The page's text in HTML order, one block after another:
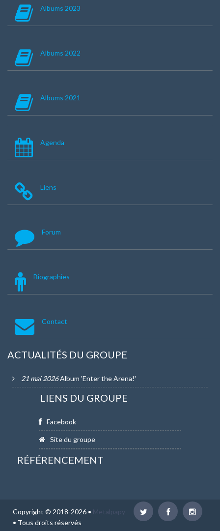
Albums 2023
Albums 2022
Albums 2021
Agenda
Liens
Forum
Biographies
Contact
ACTUALITÉS DU GROUPE
21 mai 2026Album 'Enter the Arena!'
LIENS DU GROUPE
Facebook
Site du groupe
RÉFÉRENCEMENT
Copyright © 2018-2026 • Metalpapy
• Tous droits réservés